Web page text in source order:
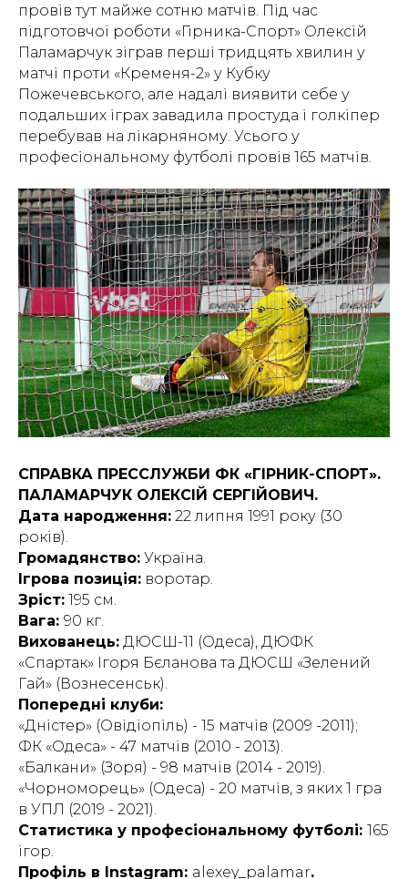
провів тут майже сотню матчів. Під час
підготовчої роботи «Гірника-Спорт» Олексій
Паламарчук зіграв перші тридцять хвилин у
матчі проти «Кременя-2» у Кубку
Пожечевського, але надалі виявити себе у
подальших іграх завадила простуда і голкіпер
перебував на лікарняному. Усього у
професіональному футболі провів 165 матчів.
СПРАВКА ПРЕССЛУЖБИ ФК «ГІРНИК-СПОРТ».
ПАЛАМАРЧУК ОЛЕКСІЙ СЕРГІЙОВИЧ.
Дата народження: 22 липня 1991 року (30
років).
Громадянство: Україна.
Ігрова позиція: воротар.
Зріст: 195 см.
Вага: 90 кг.
Вихованець: ДЮСШ-11 (Одеса), ДЮФК
«Спартак» Ігоря Бєланова та ДЮСШ «Зелений
Гай» (Вознесенськ).
Попередні клуби:
«Дністер» (Овідіопіль) - 15 матчів (2009 -2011);
ФК «Одеса» - 47 матчів (2010 - 2013).
«Балкани» (Зоря) - 98 матчів (2014 - 2019).
«Чорноморець» (Одеса) - 20 матчів, з яких 1 гра
в УПЛ (2019 - 2021).
Статистика у професіональному футболі: 165
ігор.
Профіль в Instagram: alexey_palamar.